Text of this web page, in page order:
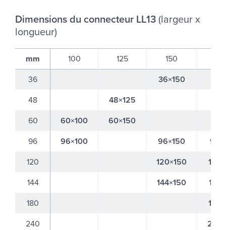
Di­men­sions du connec­teur LL13 (lar­geur x
lon­gueur)
mm 100 125 150
36
36×150
48
48×125
60
60×100
60×150
96
96×100 96×150
120
120×150
144
144×150
180
240